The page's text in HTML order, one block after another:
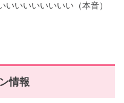
いいいいいいい（本音）
情報